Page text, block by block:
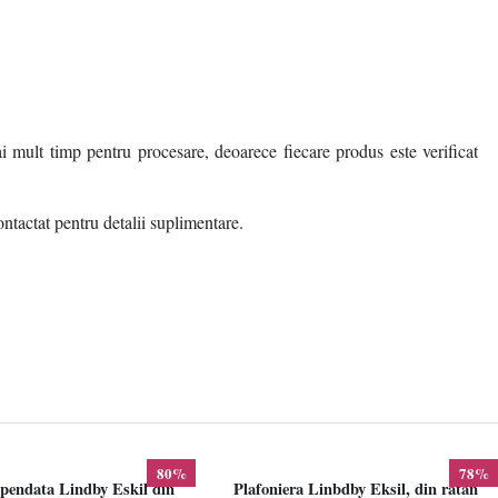
timp pentru procesare, deoarece fiecare produs este verificat
pentru detalii suplimentare.
80%
Lindby Eskil din
78%
Plafoniera Linbdby Eksil, din ratan